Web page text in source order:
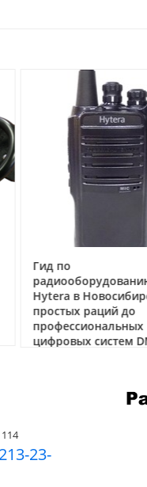
Гид по
радиооборудованию
Hytera в
простых раций до
профессиональных
цифровых систем DMR
23-